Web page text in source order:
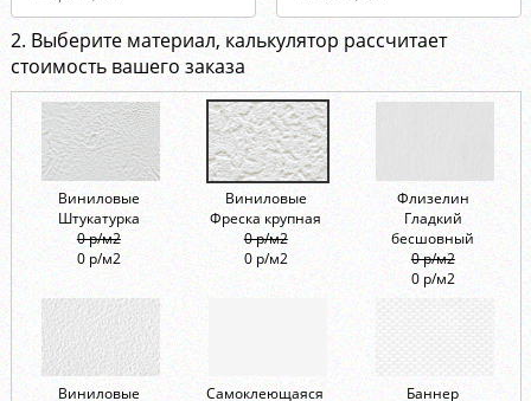
2. Выберите материал, калькулятор рассчитает
стоимость вашего заказа
Виниловые
Штукатурка
0 р/м2
0 р/м2
Виниловые
Фреска крупная
0 р/м2
0 р/м2
Флизелин
Гладкий
бесшовный
0 р/м2
0 р/м2
Виниловые
Самоклеющаяся
Баннер